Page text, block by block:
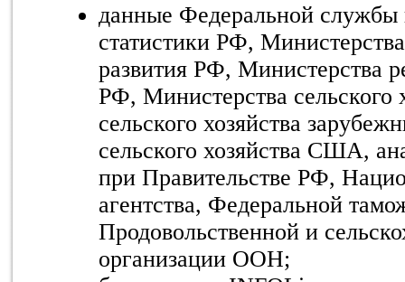
данные Федеральной службы
статистики РФ,
развития РФ, Министерства
РФ, Министерства сельского
сельского хозяйства
сельского хозяйства США,
при Правительстве РФ,
агентства, Федеральной
Продовольственной и
организации ООН;